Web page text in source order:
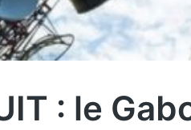
: le